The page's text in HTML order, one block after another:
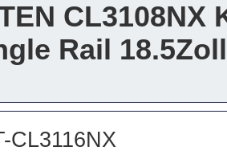
CL3108NX
Rail
CL3116NX